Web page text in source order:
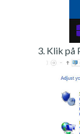
Klik på